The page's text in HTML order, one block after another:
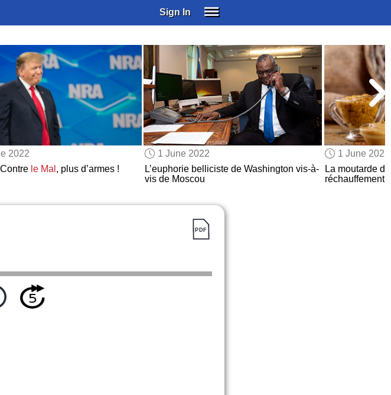
Sign In
SUBSCRIBE
EDUCATIONAL LICENSES
GIFT CARDS
OTHER LANGUAGES
ABOUT US
ALEXA
ADJUST COLORS
2022
le Mal , plus d’armes !
1 June 2022
L’euphorie belliciste de Washington vis-à-
vis de Moscou
1 June 2022
La moutarde
réchauffement